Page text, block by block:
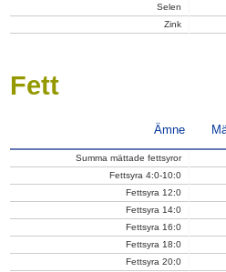
Selen
Zink
Fett
Ämne
Summa mättade fettsyror
Fettsyra 4:0-10:0
Fettsyra 12:0
Fettsyra 14:0
Fettsyra 16:0
Fettsyra 18:0
Fettsyra 20:0